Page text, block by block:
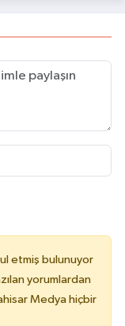
etmiş bulunuyor
yorumlardan
Medya hiçbir